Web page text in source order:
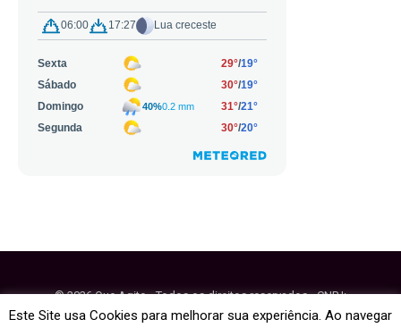
© 2026 Que Agito - Todos os direitos reservados - CNPJ:
64.884.270/0001-95
Este Site usa Cookies para melhorar sua experiência. Ao navegar